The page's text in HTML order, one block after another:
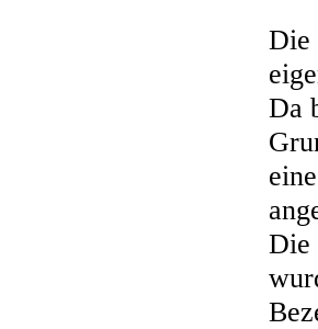
Die
Da
Die